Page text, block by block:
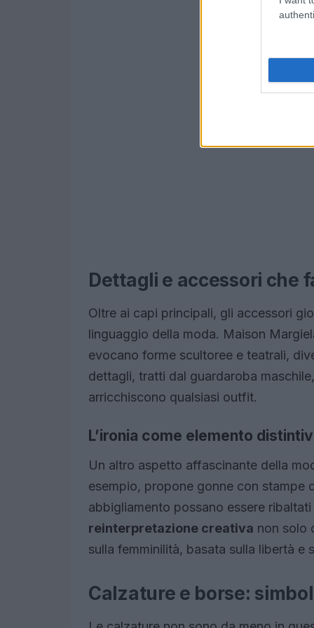
Dettagli e accessori che
Oltre ai capi principali, gli accessori
linguaggio della moda. Maison
evocano forme scultoree e teatrali,
dettagli, tratti dal guardaroba
arricchiscono qualsiasi outfit.
L’ironia come elemento
Un altro aspetto affascinante della
esempio, propone gonne con stampe
abbigliamento possano essere
reinterpretazione creativa non solo
sulla femminilità, basata sulla libertà e
Calzature e borse: